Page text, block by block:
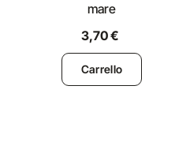
mare
3,70 €
Carrello